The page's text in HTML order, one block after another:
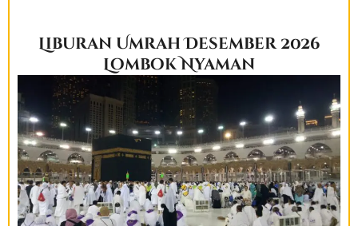
Liburan Umrah Desember 2026
Lombok Nyaman